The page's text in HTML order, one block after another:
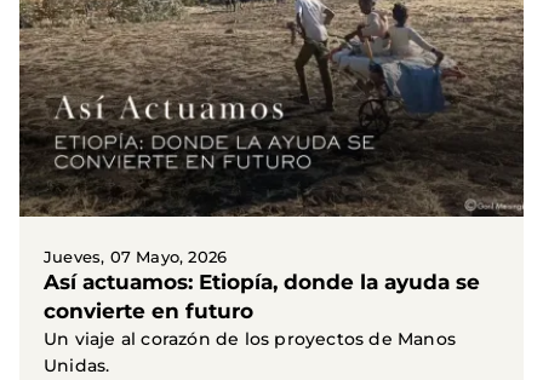
Jueves, 07 Mayo, 2026
Así actuamos: Etiopía, donde la ayuda se
convierte en futuro
Un viaje al corazón de los proyectos de Manos
Unidas.